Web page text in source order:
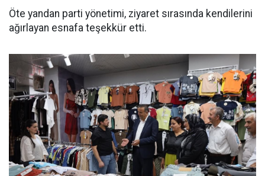
Öte yandan parti yönetimi, ziyaret sırasında kendilerini
ağırlayan esnafa teşekkür etti.